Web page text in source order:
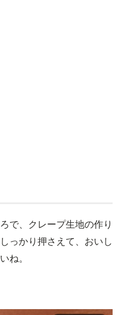
で、クレープ生地の作り
っかり押さえて、おいし
ね。